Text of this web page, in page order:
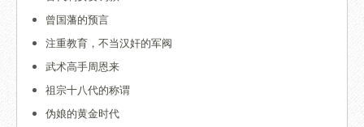
曾国藩的预言
注重教育，不当汉奸的军阀
武术高手周恩来
祖宗十八代的称谓
伪娘的黄金时代